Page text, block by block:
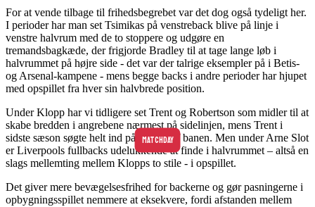
MATCHDAY
For at vende tilbage til frihedsbegrebet var det dog også tydeligt her.
I perioder har man set Tsimikas på venstreback blive på linje i
venstre halvrum med de to stoppere og udgøre en
tremandsbagkæde, der frigjorde Bradley til at tage lange løb i
halvrummet på højre side - det var der talrige eksempler på i Betis-
og Arsenal-kampene - mens begge backs i andre perioder har hjupet
med opspillet fra hver sin halvbrede position.
Under Klopp har vi tidligere set Trent og Robertson som midler til at
skabe bredden i angrebene nærmest på sidelinjen, mens Trent i
sidste sæson søgte helt ind på midten af banen. Men under Arne Slot
er Liverpools fullbacks udelukkende at finde i halvrummet – altså en
slags mellemting mellem Klopps to stile - i opspillet.
Det giver mere bevægelsesfrihed for backerne og gør pasningerne i
opbygningsspillet nemmere at eksekvere, fordi afstanden mellem